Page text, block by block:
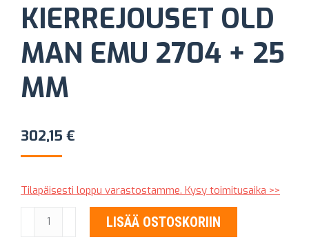
KIERREJOUSET OLD
MAN EMU 2704 + 25
MM
302,15 €
Tilapäisesti loppu varastostamme. Kysy toimitusaika >>
KIERREJOUSET
OLD
LISÄÄ OSTOSKORIIN